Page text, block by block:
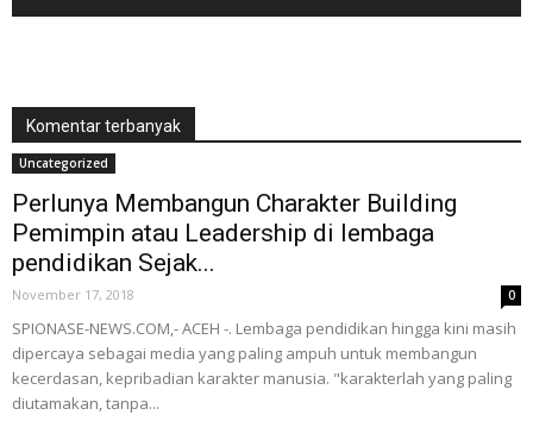
Komentar terbanyak
Uncategorized
Perlunya Membangun Charakter Building
Pemimpin atau Leadership di lembaga
pendidikan Sejak...
November 17, 2018 0
SPIONASE-NEWS.COM,- ACEH -. Lembaga pendidikan hingga kini masih
dipercaya sebagai media yang paling ampuh untuk membangun
kecerdasan, kepribadian karakter manusia. "karakterlah yang paling
diutamakan, tanpa...